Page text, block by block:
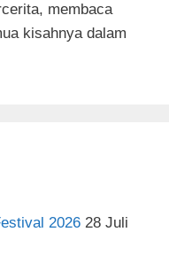
membaca
kisahnya dalam
2026 28 Juli